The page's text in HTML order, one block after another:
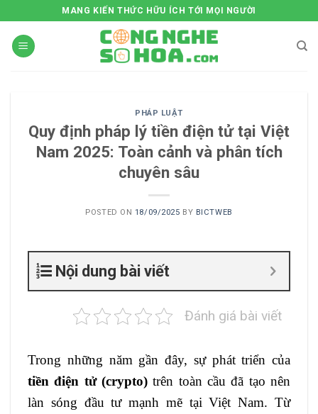
to
content
MANG KIẾN THỨC HỮU ÍCH TỚI MỌI NGƯỜI
PHÁP LUẬT
Quy định pháp lý tiền điện tử tại Việt
Nam 2025: Toàn cảnh và phân tích
chuyên sâu
POSTED ON 18/09/2025 BY BICTWEB
Nội dung bài viết
Đánh giá bài viết
Trong những năm gần đây, sự phát triển của
tiền điện tử (crypto) trên toàn cầu đã tạo nên
làn sóng đầu tư mạnh mẽ tại Việt Nam. Từ